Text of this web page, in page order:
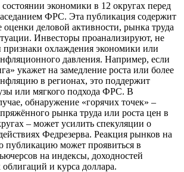
экономики в 12 округах перед
ФРС. Эта публикация содержит
оценки деловой активности, рынка труда
Инвесторы проанализируют, не
признаки охлаждения экономики или
давления. Например, если
укажет на замедление роста или более
в регионах, это поддержит
или мягкого подхода ФРС. В
обнаружение «горячих точек» –
рынка труда или роста цен в
– может усилить спекуляции о
Федрезерва. Реакция рынков на
публикацию может проявиться в
на индексы, доходностей
облигаций и курса доллара.